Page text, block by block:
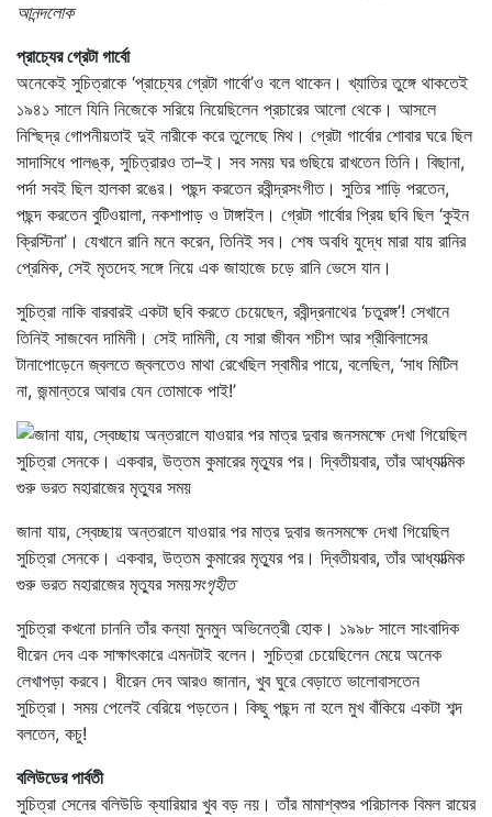
আনন্দলোক
প্রাচ্যের গ্রেটা গার্বো
অনেকেই সুচিত্রাকে ‘প্রাচ্যের গ্রেটা গার্বো’ও বলে থাকেন। খ্যাতির তুঙ্গে থাকতেই
১৯৪১ সালে যিনি নিজেকে সরিয়ে নিয়েছিলেন প্রচারের আলো থেকে। আসলে
নিশ্ছিদ্র গোপনীয়তাই দুই নারীকে করে তুলেছে মিথ। গ্রেটা গার্বোর শোবার ঘরে ছিল
সাদাসিধে পালঙ্ক, সুচিত্রারও তা–ই। সব সময় ঘর গুছিয়ে রাখতেন তিনি। বিছানা,
পর্দা সবই ছিল হালকা রঙের। পছন্দ করতেন রবীন্দ্রসংগীত। সুতির শাড়ি পরতেন,
পছন্দ করতেন বুটিওয়ালা, নকশাপাড় ও টাঙ্গাইল। গ্রেটা গার্বোর প্রিয় ছবি ছিল ‘কুইন
ক্রিস্টিনা’। যেখানে রানি মনে করেন, তিনিই সব। শেষ অবধি যুদ্ধে মারা যায় রানির
প্রেমিক, সেই মৃতদেহ সঙ্গে নিয়ে এক জাহাজে চড়ে রানি ভেসে যান।
সুচিত্রা নাকি বারবারই একটা ছবি করতে চেয়েছেন, রবীন্দ্রনাথের ‘চতুরঙ্গ’! সেখানে
তিনিই সাজবেন দামিনী। সেই দামিনী, যে সারা জীবন শচীশ আর শ্রীবিলাসের
টানাপোড়েনে জ্বলতে জ্বলতেও মাথা রেখেছিল স্বামীর পায়ে, বলেছিল, ‘সাধ মিটিল
না, জন্মান্তরে আবার যেন তোমাকে পাই!’
জানা যায়, স্বেচ্ছায় অন্তরালে যাওয়ার পর মাত্র দুবার জনসমক্ষে দেখা গিয়েছিল
সুচিত্রা সেনকে। একবার, উত্তম কুমারের মৃত্যুর পর। দ্বিতীয়বার, তাঁর আধ্যাত্মিক
গুরু ভরত মহারাজের মৃত্যুর সময়সংগৃহীত
সুচিত্রা কখনো চাননি তাঁর কন্যা মুনমুন অভিনেত্রী হোক। ১৯৯৮ সালে সাংবাদিক
ধীরেন দেব এক সাক্ষাৎকারে এমনটাই বলেন। সুচিত্রা চেয়েছিলেন মেয়ে অনেক
লেখাপড়া করবে। ধীরেন দেব আরও জানান, খুব ঘুরে বেড়াতে ভালোবাসতেন
সুচিত্রা। সময় পেলেই বেরিয়ে পড়তেন। কিছু পছন্দ না হলে মুখ বাঁকিয়ে একটা শব্দ
বলতেন, কচু!
বলিউডের পার্বতী
সুচিত্রা সেনের বলিউডি ক্যারিয়ার খুব বড় নয়। তাঁর মামাশ্বশুর পরিচালক বিমল রায়ের